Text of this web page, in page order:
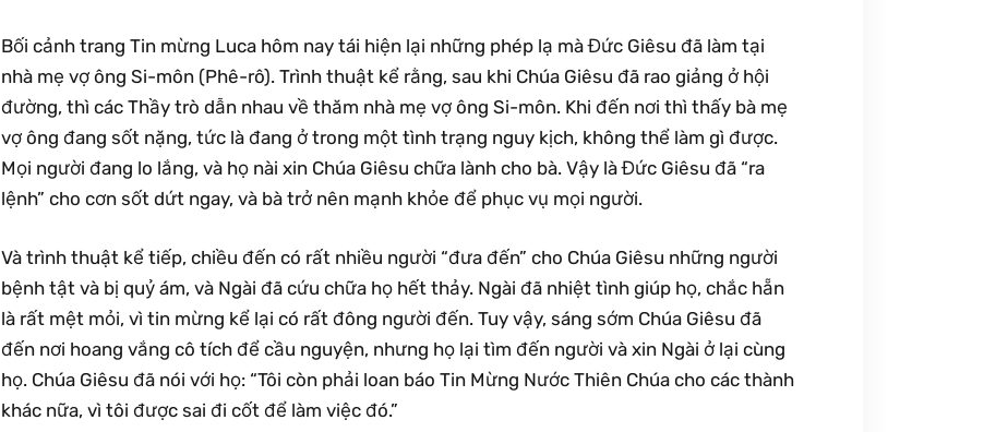
Bối cảnh trang Tin mừng Luca hôm nay tái hiện lại những phép lạ mà Đức Giêsu đã làm tại
nhà mẹ vợ ông Si-môn (Phê-rô). Trình thuật kể rằng, sau khi Chúa Giêsu đã rao giảng ở hội
đường, thì các Thầy trò dẫn nhau về thăm nhà mẹ vợ ông Si-môn. Khi đến nơi thì thấy bà mẹ
vợ ông đang sốt nặng, tức là đang ở trong một tình trạng nguy kịch, không thể làm gì được.
Mọi người đang lo lắng, và họ nài xin Chúa Giêsu chữa lành cho bà. Vậy là Đức Giêsu đã “ra
lệnh” cho cơn sốt dứt ngay, và bà trở nên mạnh khỏe để phục vụ mọi người.
Và trình thuật kể tiếp, chiều đến có rất nhiều người “đưa đến” cho Chúa Giêsu những người
bệnh tật và bị quỷ ám, và Ngài đã cứu chữa họ hết thảy. Ngài đã nhiệt tình giúp họ, chắc hẵn
là rất mệt mỏi, vì tin mừng kể lại có rất đông người đến. Tuy vậy, sáng sớm Chúa Giêsu đã
đến nơi hoang vắng cô tích để cầu nguyện, nhưng họ lại tìm đến người và xin Ngài ở lại cùng
họ. Chúa Giêsu đã nói với họ: “Tôi còn phải loan báo Tin Mừng Nước Thiên Chúa cho các thành
khác nữa, vì tôi được sai đi cốt để làm việc đó.”